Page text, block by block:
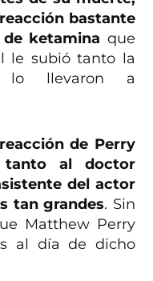
bastante
ketamina que
le subió tanto la
lo llevaron a
de Perry
al doctor
del actor
tan grandes. Sin
Matthew Perry
al día de dicho